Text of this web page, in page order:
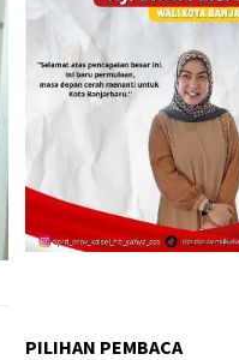
PILIHAN PEMBACA